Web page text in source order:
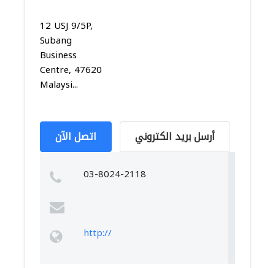
12 USJ 9/5P,
Subang
Business
Centre, 47620
Malaysi...
اتصل الآن أرسل بريد الكتروني
03-8024-2118
http://